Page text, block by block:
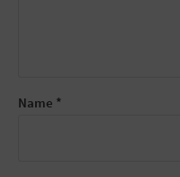
Name *